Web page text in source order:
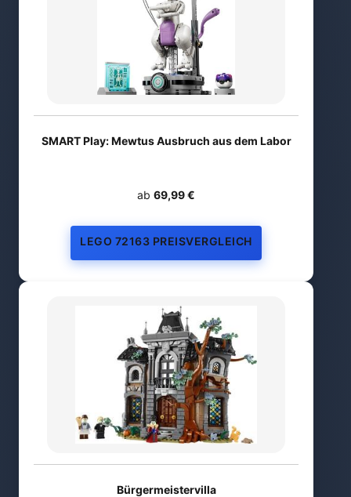
SMART Play: Mewtus Ausbruch aus dem Labor
ab 69,99 €
LEGO 72163 PREISVERGLEICH
Bürgermeistervilla